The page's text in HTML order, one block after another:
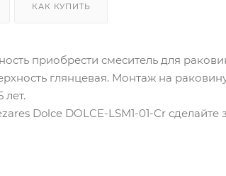
КАК КУПИТЬ
приобрести смеситель для
глянцевая. Монтаж на
лет.
Dolce DOLCE-LSM1-01-Cr